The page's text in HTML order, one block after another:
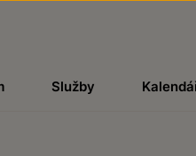
Služby